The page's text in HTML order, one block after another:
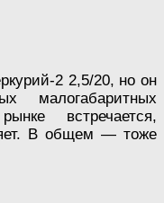
2 2,5/20, но он
малогабаритных
встречается,
В общем — тоже